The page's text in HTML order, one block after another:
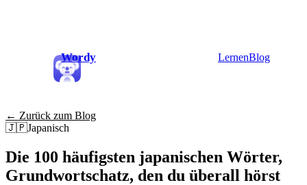
Wordy LernenBlog
← Zurück zum Blog
🇯🇵Japanisch
Die 100 häufigsten japanischen Wörter,
Grundwortschatz, den du überall hörst